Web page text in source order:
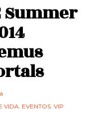
Summer
VIDA, EVENTOS, VIP